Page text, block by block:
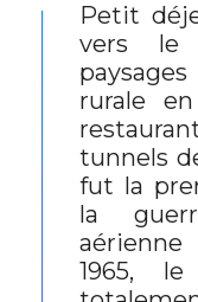
Petit
vers le
rurale
tunnels
fut la
la
1965,